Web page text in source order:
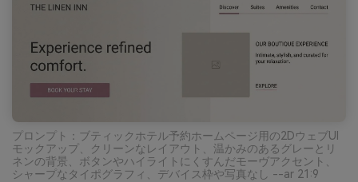
プロンプト：ブティックホテル予約ホームページ用の2DウェブUI
モックアップ、クリーンなレイアウト、温かみのあるグレーとリ
ネンの背景、ボタンやハイライトにくすんだモーヴアクセント、
シャープなタイポグラフィ、デバイス枠や写真なし --ar 21:9